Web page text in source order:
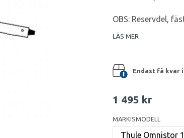
OBS: Reservdel,
LÄS MER
Endast få kvar
1 495 kr
MARKISMODELL